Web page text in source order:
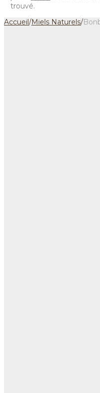
trouvé.
Accueil/Miels Naturels/